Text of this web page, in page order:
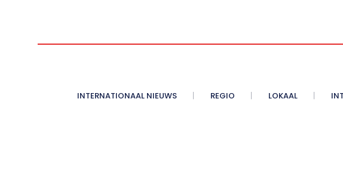
INTERNATIONAAL NIEUWS REGIO LOKAAL